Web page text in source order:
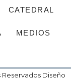
CATEDRAL
MEDIOS
Diseño